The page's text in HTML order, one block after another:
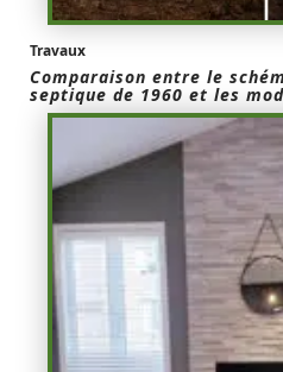
Travaux
Comparaison entre le
septique de 1960 et les